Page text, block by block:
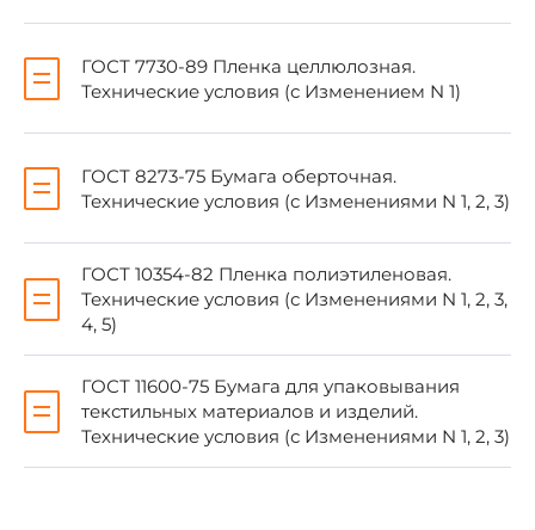
+--------------------------------------------------------------
-----+
ГОСТ 357-751.2
ГОСТ 2228-811.11, 2.2, 3,3.
ГОСТ 8273-751.11, 2.2, 3.3
ГОСТ 10354-82
ГОСТ 11600-751.11, 2.2, 3.3
ГОСТ 12285-77 Приложение 3
ГОСТ 16958-714.18
ГОСТ 7730-89 Пленка целлюлозная.
Технические условия (с Изменением N 1)
ГОСТ 8273-75 Бумага оберточная.
Технические условия (с Изменениями N 1, 2, 3)
ГОСТ 10354-82 Пленка полиэтиленовая.
Технические условия (с Изменениями N 1, 2, 3,
4, 5)
ГОСТ 11600-75 Бумага для упаковывания
текстильных материалов и изделий.
Технические условия (с Изменениями N 1, 2, 3)